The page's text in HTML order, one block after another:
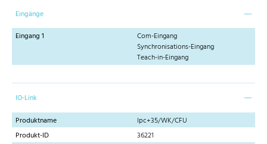
Eingänge
Eingang 1
Com-Eingang
Synchronisations-Eingang
Teach-in-Eingang
IO-Link
Produktname
lpc+35/WK/CFU
Produkt-ID
36221